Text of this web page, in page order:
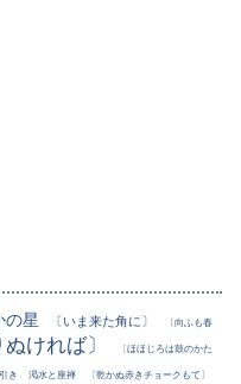
の星 〔いま来た角に〕 〔向ふも春
ければ〕 〔ほほじろは鼓のかた
き 渇水と座禅 〔乾かぬ赤きチョークもて〕